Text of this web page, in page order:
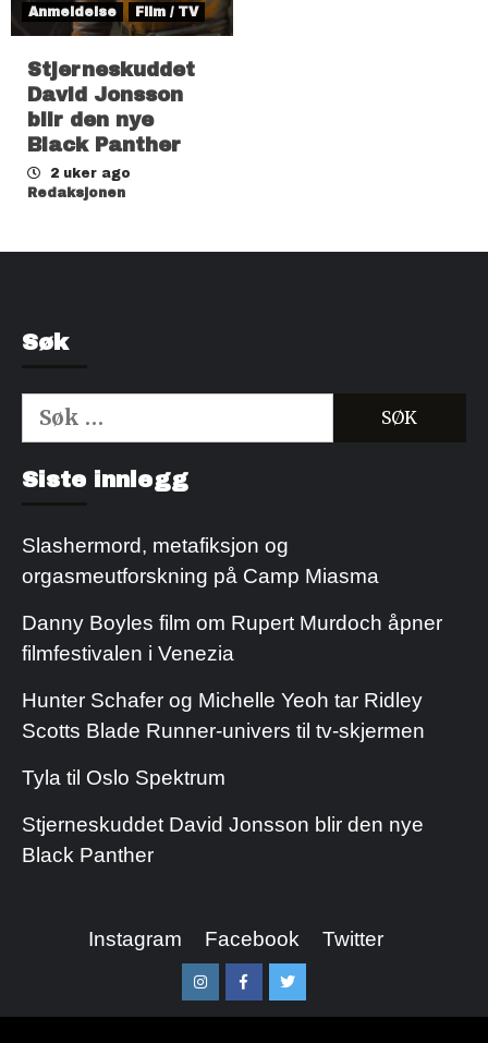
Anmeldelse Film / TV
Stjerneskuddet
David Jonsson
blir den nye
Black Panther
2 uker ago
Redaksjonen
Søk
Søk
etter:
Siste innlegg
Slashermord, metafiksjon og
orgasmeutforskning på Camp Miasma
Danny Boyles film om Rupert Murdoch åpner
filmfestivalen i Venezia
Hunter Schafer og Michelle Yeoh tar Ridley
Scotts Blade Runner-univers til tv-skjermen
Tyla til Oslo Spektrum
Stjerneskuddet David Jonsson blir den nye
Black Panther
Instagram Facebook Twitter
InstagramFacebookTwitter